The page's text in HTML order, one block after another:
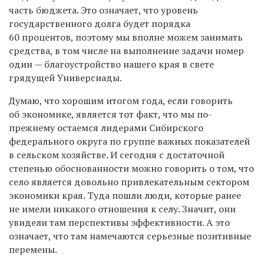
часть бюджета. Это означает, что уровень
государственного долга будет порядка
60 процентов, поэтому мы вполне можем занимать
средства, в том числе на выполнение задачи номер
один — благоустройство нашего края в свете
грядущей Универсиады.
Думаю, что хорошим итогом года, если говорить
об экономике, является тот факт, что мы по-
прежнему остаемся лидерами Сибирского
федерального округа по группе важных показателей
в сельском хозяйстве. И сегодня с достаточной
степенью обоснованности можно говорить о том, что
село является довольно привлекательным сектором
экономики края. Туда пошли люди, которые ранее
не имели никакого отношения к селу. Значит, они
увидели там перспективы эффективности. А это
означает, что там намечаются серьезные позитивные
перемены.